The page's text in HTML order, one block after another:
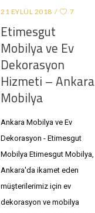
21 EYLÜL 2018 7
Etimesgut
Mobilya ve Ev
Dekorasyon
Hizmeti – Ankara
Mobilya
Ankara Mobilya ve Ev
Dekorasyon - Etimesgut
Mobilya Etimesgut Mobilya,
Ankara'da ikamet eden
müşterilerimiz için ev
dekorasyon ve mobilya